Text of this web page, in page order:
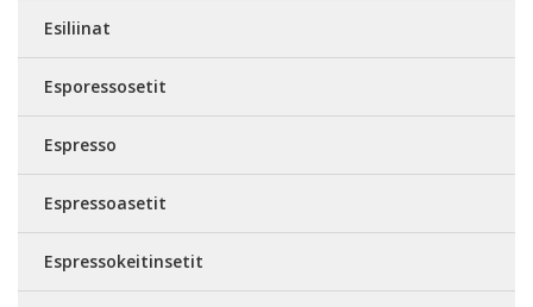
Esiliinat
Esporessosetit
Espresso
Espressoasetit
Espressokeitinsetit